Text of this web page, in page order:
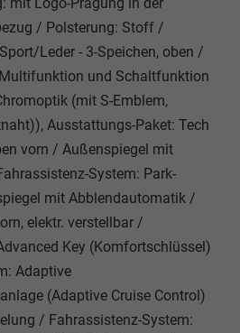
/ Polsterung: Stoff /
Leder - 3-Speichen, oben /
und Schaltfunktion
(mit S-Emblem,
Ausstattungs-Paket: Tech
vorn / Außenspiegel mit
System: Park-
mit Abblendautomatik /
elektr. verstellbar /
Key (Komfortschlüssel)
Adaptive
(Adaptive Cruise Control)
/ Fahrassistenz-System: